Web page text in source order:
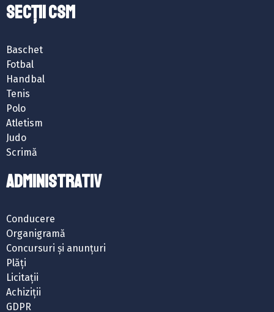
SECȚII CSM
Baschet
Fotbal
Handbal
Tenis
Polo
Atletism
Judo
Scrimă
ADMINISTRATIV
Conducere
Organigramă
Concursuri și anunțuri
Plăți
Licitații
Achiziții
GDPR